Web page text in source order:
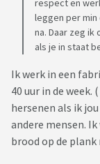
respect en
leggen per min
na. Daar zeg
als je in staat
Ik werk in een
40 uur in de week.
hersenen als ik
andere mensen.
brood op de